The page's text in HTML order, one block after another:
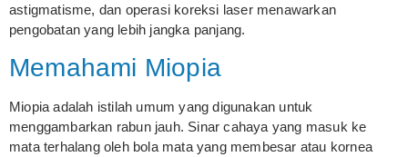
astigmatisme, dan operasi koreksi laser menawarkan
pengobatan yang lebih jangka panjang.
Memahami Miopia
Miopia adalah istilah umum yang digunakan untuk
menggambarkan rabun jauh. Sinar cahaya yang masuk ke
mata terhalang oleh bola mata yang membesar atau kornea